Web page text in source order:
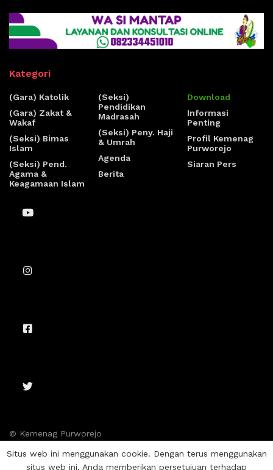
Kategori
(Gara) Katolik
(Gara) Zakat &
Wakaf
(Seksi) Bimas
Islam
(Seksi) Pend.
Agama &
Keagamaan Islam
(Seksi)
Pendidikan
Madrasah
(Seksi) Peny. Haji
& Umrah
Agenda
Berita
Download
Informasi
Penting
Profil Kemenag
Purworejo
Siaran Pers
© Kemenag Purworejo
Situs web ini menggunakan cookie. Dengan terus menggunakan
situs web ini, Anda memberikan persetujuan terhadap